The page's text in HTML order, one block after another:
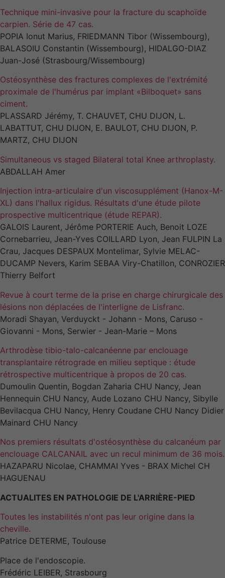
Technique mini-invasive pour la fracture du scaphoïde
carpien. Série de 47 cas.
POPIA Ionut Marius, FRIEDMANN Tibor (Wissembourg),
BALASOIU Constantin (Wissembourg), HIDALGO-DIAZ
Juan-José (Strasbourg/Wissembourg)
Ostéosynthèse des fractures complexes de l'extrémité
proximale de l'humérus par implant «Bilboquet» sans
ciment.
PLASSARD Jérémy, T. CHAUVET, CHU DIJON, L.
LABATTUT, CHU DIJON, E. BAULOT, CHU DIJON, P.
MARTZ, CHU DIJON
Simultaneous vs staged Bilateral total Knee arthroplasty.
ABDALLAH Amer
Injection intra-articulaire d'un viscosupplément (Hanox-M-
XL) dans l'hallux rigidus. Résultats d'une étude pilote
prospective multicentrique (étude REPAR).
GALOIS Laurent, Jérôme PORTERIE Auch, Benoit LOZE
Cornebarrieu, Jean-Yves COILLARD Lyon, Jean FULPIN La
Crau, Jacques DESPAUX Montelimar, Sylvie MELAC-
DUCAMP Nevers, Karim SEBAA Viry-Chatillon, CONROZIER
Thierry Belfort
Revue à court terme de la prise en charge chirurgicale des
lésions non déplacées de l'interligne de Lisfranc.
Moradi Shayan, Verduyckt - Johann - Mons, Caruso -
Giovanni - Mons, Serwier - Jean-Marie – Mons
Arthrodèse tibio-talo-calcanéenne par enclouage
transplantaire rétrograde en milieu septique : étude
rétrospective multicentrique à propos de 20 cas.
Dumoulin Quentin, Bogdan Zaharia CHU Nancy, Jean
Hennequin CHU Nancy, Aude Lozano CHU Nancy, Sibylle
Bevilacqua CHU Nancy, Henry Coudane CHU Nancy Didier
Mainard CHU Nancy
Nos premiers résultats d'ostéosynthèse du calcanéum par
enclouage CALCANAIL avec un recul minimum de 36 mois.
HAZAPARU Nicolae, CHAMMAI Yves - BRAX Michel CH
HAGUENAU
ACTUALITES EN PATHOLOGIE DE L'ARRIÈRE-PIED
Toutes les instabilités n'ont pas leur origine dans la
cheville.
Patrice DETERME, Toulouse
Place de l'endoscopie.
Frédéric LEIBER, Strasbourg
Experience
Afin que notre
site Web
fonctionne au
votre visite. Si
vous refusez
certaines
fonctionnalités
disparaîtront
En partageant
vos intérêts et
votre
comportement
lorsque vous
visitez notre
site, vous
augmentez les
chances de
des offres
personnalisés.